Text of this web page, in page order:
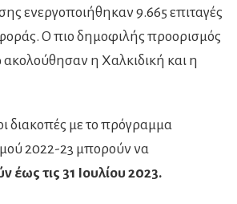
ενεργοποιήθηκαν 9.665 επιταγές
Ο πιο δημοφιλής προορισμός
η Χαλκιδική και η
διακοπές με το πρόγραμμα
2022-23 μπορούν να
έως τις 31 Ιουλίου 2023.